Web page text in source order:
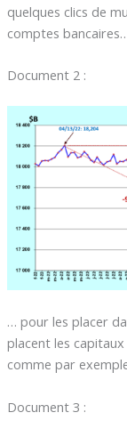
quelques clics de
comptes
Document 2 :
… pour les placer
placent les capitaux
comme par
Document 3 :